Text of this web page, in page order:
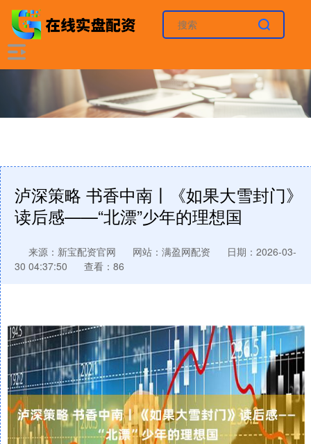
泸深策略 书香中南丨《如果大雪封门》
读后感——“北漂”少年的理想国
来源：新宝配资官网 网站：满盈网配资
日期：2026-03-
30 04:37:50
查看：86